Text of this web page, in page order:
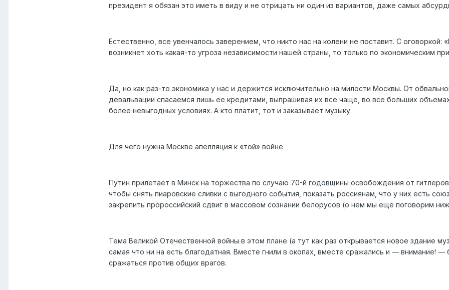
президент я обязан это иметь в виду и не отрицать ни один из вариантов, даже самых
Естественно, все увенчалось заверением, что никто нас на колени не поставит. С оговоркой:
возникнет хоть какая-то угроза независимости нашей страны, то только по экономическим
Да, но как раз-то экономика у нас и держится исключительно на милости Москвы. От
девальвации спасаемся лишь ее кредитами, выпрашивая их все чаще, во все больших
более невыгодных условиях. А кто платит, тот и заказывает музыку.
Для чего нужна Москве апелляция к «той» войне
Путин прилетает в Минск на торжества по случаю 70-й годовщины освобождения от
чтобы снять пиаровские сливки с выгодного события, показать россиянам, что у них есть
закрепить пророссийский сдвиг в массовом сознании белорусов (о нем мы еще поговорим
Тема Великой Отечественной войны в этом плане (а тут как раз открывается новое здание
самая что ни на есть благодатная. Вместе гнили в окопах, вместе сражались и — внимание! —
сражаться против общих врагов.